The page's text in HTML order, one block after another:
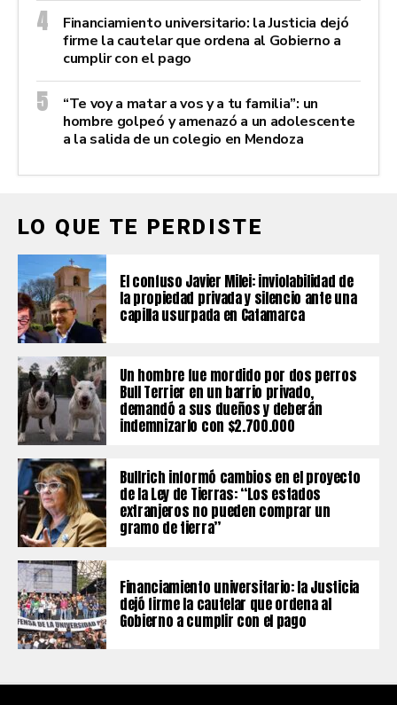
Financiamiento universitario: la Justicia dejó
firme la cautelar que ordena al Gobierno a
cumplir con el pago
“Te voy a matar a vos y a tu familia”: un
hombre golpeó y amenazó a un adolescente
a la salida de un colegio en Mendoza
LO QUE TE PERDISTE
El confuso Javier Milei: inviolabilidad de
la propiedad privada y silencio ante una
capilla usurpada en Catamarca
Un hombre fue mordido por dos perros
Bull Terrier en un barrio privado,
demandó a sus dueños y deberán
indemnizarlo con $2.700.000
Bullrich informó cambios en el proyecto
de la Ley de Tierras: “Los estados
extranjeros no pueden comprar un
gramo de tierra”
Financiamiento universitario: la Justicia
dejó firme la cautelar que ordena al
Gobierno a cumplir con el pago